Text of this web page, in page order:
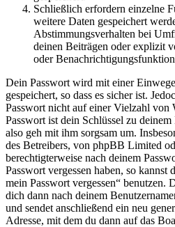
Schließlich erfordern einzelne
weitere Daten gespeichert
Abstimmungsverhalten bei
deinen Beiträgen oder explizit
oder
Dein Passwort wird mit einer
gespeichert, so dass es sicher ist.
Passwort nicht auf einer Vielzahl von
Passwort ist dein Schlüssel zu
also geh mit ihm sorgsam um.
des Betreibers, von phpBB Limited
berechtigterweise nach deinem
Passwort vergessen haben, so kannst
mein Passwort vergessen“
dich dann nach deinem
und sendet anschließend ein neu
Adresse, mit dem du dann auf das